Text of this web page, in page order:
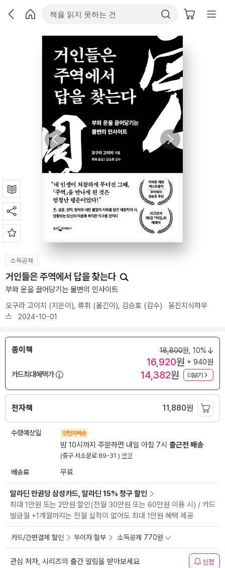
소득공제
거인들은 주역에서 답을 찾는다
부와 운을 끌어당기는 불변의 인사이트
오구라 고이치 (지은이), 류휘 (옮긴이), 김승호 (감수) 웅진지식하우
스 2024-10-01
종이책 18,800원, 10%
16,920원 + 940원
카드최대혜택가
14,382원 더보기
전자책 11,880원
수령예상일 양탄자배송
밤 10시까지 주문하면 내일 아침 7시 출근전 배송
(중구 서소문로 89-31 ) 변경
배송료 무료
알라딘 만권당 삼성카드, 알라딘 15% 청구 할인
최대 1만원 또는 2만원 할인(전월 30만원 또는 60만원 이용 시) / 카드
발급월 +1개월까지는 전월 실적이 없어도 최대 1만원 혜택 제공
카드/간편결제 할인 무이자 할부 소득공제 770원
관심 저자, 시리즈의 출간 알림을 받아보세요 신청